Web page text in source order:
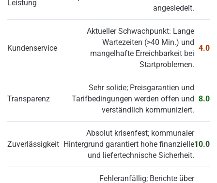
Leistung
angesiedelt.
Kundenservice
Aktueller Schwachpunkt: Lange
Wartezeiten (>40 Min.) und
mangelhafte Erreichbarkeit bei
Startproblemen.
4.0
Transparenz
Sehr solide; Preisgarantien und
Tarifbedingungen werden offen und
verständlich kommuniziert.
8.0
Zuverlässigkeit
Absolut krisenfest; kommunaler
Hintergrund garantiert hohe finanzielle
und liefertechnische Sicherheit.
10.0
Fehleranfällig; Berichte über